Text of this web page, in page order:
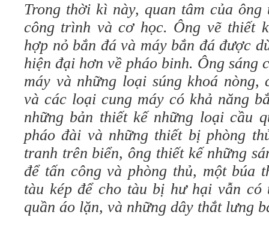
Trong thời kì này, quan tâm của
công trình và cơ học. Ông vẽ thiết
hợp nỏ bắn đá và máy bắn đá được
hiện đại hơn về pháo binh. Ông sáng
máy và những loại súng khoá
và các loại cung máy có khả năng
những bản thiết kế những loại cầu
pháo đài và những thiết bị phòng
tranh trên biển, ông thiết kế những
để tấn công và phòng thủ, một búa
tàu kép để cho tàu bị hư hại vẫn có
quần áo lặn, và những dây thắt lưng